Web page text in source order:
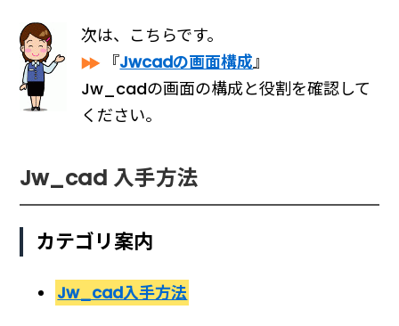
次は、こちらです。
『Jwcadの画面構成』
Jw_cadの画面の構成と役割を確認して
ください。
Jw_cad 入手方法
カテゴリ案内
Jw_cad入手方法